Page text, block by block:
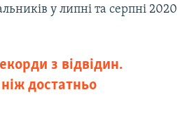
у липні та серпні 2020
з відвідин.
достатньо